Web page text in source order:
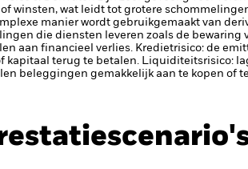
winsten, wat leidt tot grotere
manier wordt gebruikgemaakt van
die diensten leveren zoals de
aan financieel verlies. Kredietrisico: de
kapitaal terug te betalen. Liquiditeitsrisico:
beleggingen gemakkelijk aan te kopen of